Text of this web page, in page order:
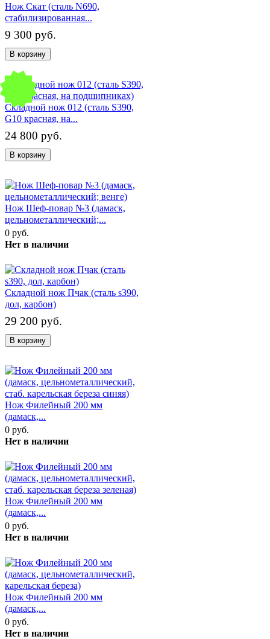
Нож Скат (сталь N690,
стабилизированная...
9 300 руб.
В корзину
Складной нож 012 (сталь S390,
G10 красная, на...
24 800 руб.
В корзину
Нож Шеф-повар №3 (дамаск,
цельнометаллический;...
0 руб.
Нет в наличии
Складной нож Пчак (сталь s390,
дол, карбон)
29 200 руб.
В корзину
Нож Филейный 200 мм
(дамаск,...
0 руб.
Нет в наличии
Нож Филейный 200 мм
(дамаск,...
0 руб.
Нет в наличии
Нож Филейный 200 мм
(дамаск,...
0 руб.
Нет в наличии